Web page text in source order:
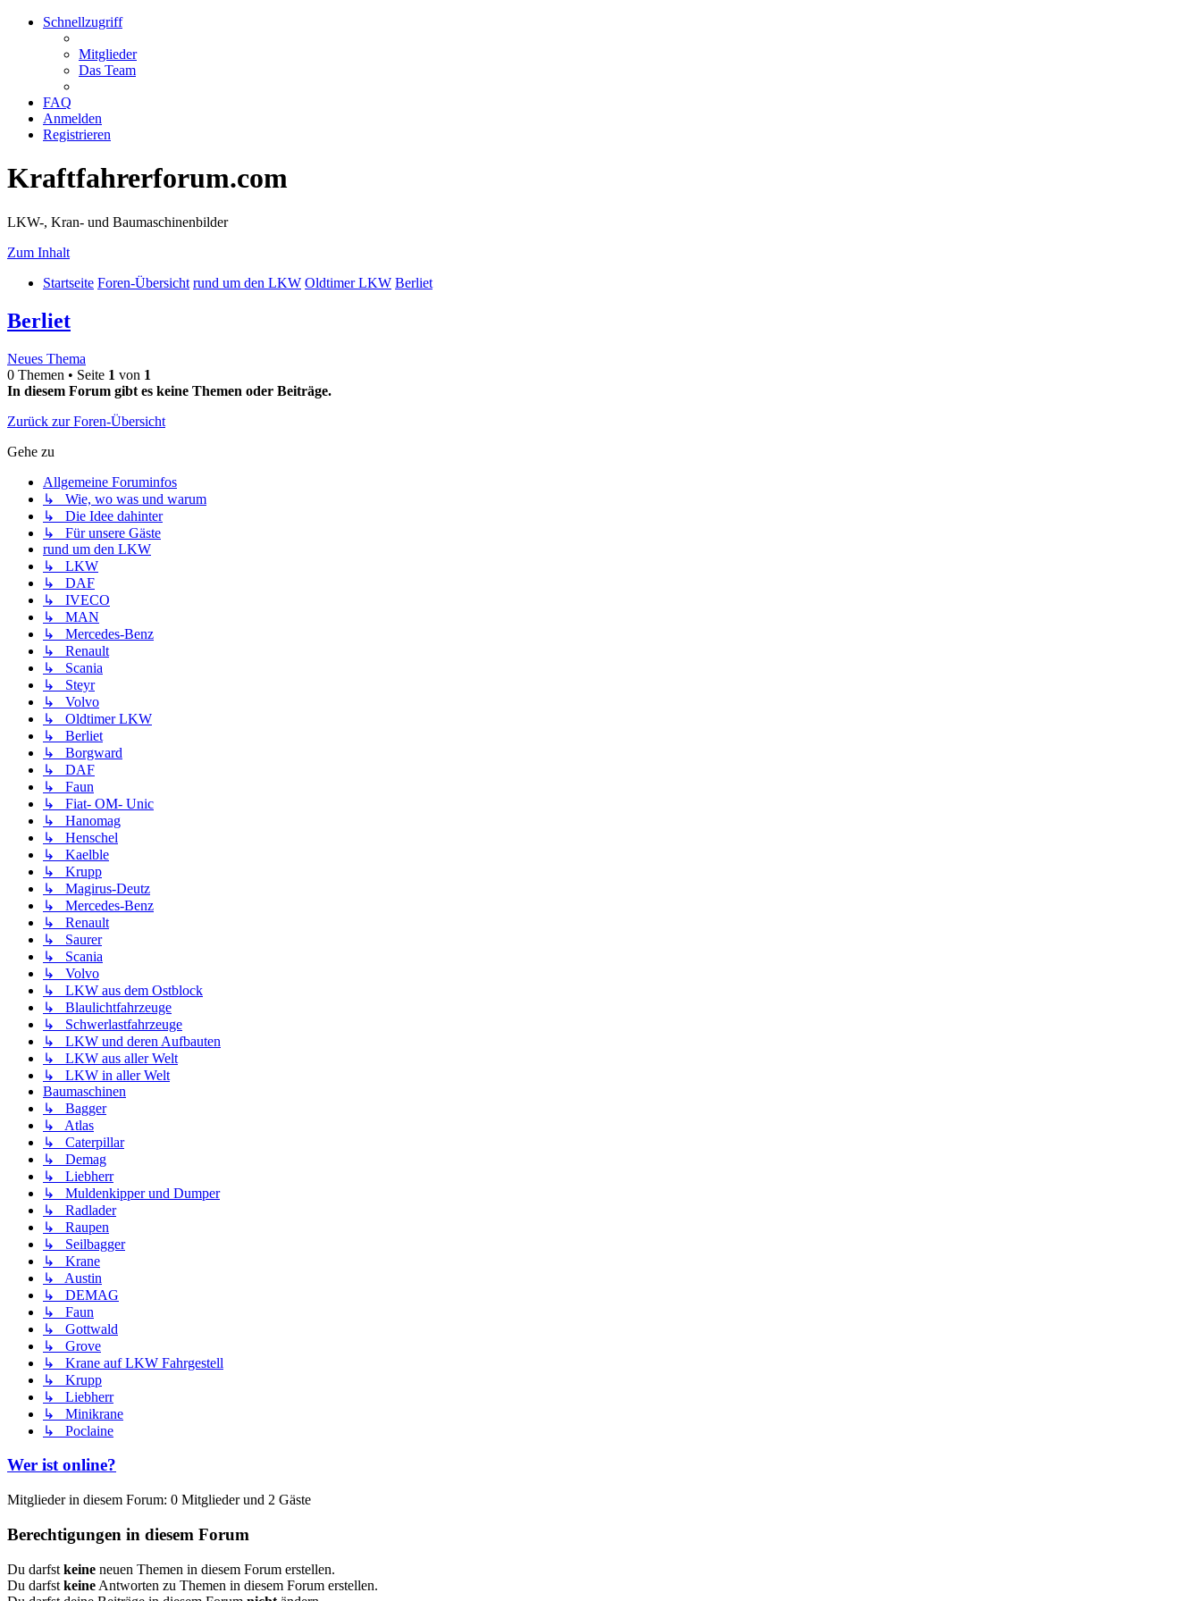
Schnellzugriff
Mitglieder
Das Team
FAQ
Anmelden
Registrieren
Kraftfahrerforum.com
LKW-, Kran- und Baumaschinenbilder
Zum Inhalt
Startseite Foren-Übersicht rund um den LKW Oldtimer LKW Berliet
Berliet
Neues Thema
0 Themen • Seite 1 von 1
In diesem Forum gibt es keine Themen oder Beiträge.
Zurück zur Foren-Übersicht
Gehe zu
Allgemeine Foruminfos
↳ Wie, wo was und warum
↳ Die Idee dahinter
↳ Für unsere Gäste
rund um den LKW
↳ LKW
↳ DAF
↳ IVECO
↳ MAN
↳ Mercedes-Benz
↳ Renault
↳ Scania
↳ Steyr
↳ Volvo
↳ Oldtimer LKW
↳ Berliet
↳ Borgward
↳ DAF
↳ Faun
↳ Fiat- OM- Unic
↳ Hanomag
↳ Henschel
↳ Kaelble
↳ Krupp
↳ Magirus-Deutz
↳ Mercedes-Benz
↳ Renault
↳ Saurer
↳ Scania
↳ Volvo
↳ LKW aus dem Ostblock
↳ Blaulichtfahrzeuge
↳ Schwerlastfahrzeuge
↳ LKW und deren Aufbauten
↳ LKW aus aller Welt
↳ LKW in aller Welt
Baumaschinen
↳ Bagger
↳ Atlas
↳ Caterpillar
↳ Demag
↳ Liebherr
↳ Muldenkipper und Dumper
↳ Radlader
↳ Raupen
↳ Seilbagger
↳ Krane
↳ Austin
↳ DEMAG
↳ Faun
↳ Gottwald
↳ Grove
↳ Krane auf LKW Fahrgestell
↳ Krupp
↳ Liebherr
↳ Minikrane
↳ Poclaine
Wer ist online?
Mitglieder in diesem Forum: 0 Mitglieder und 2 Gäste
Berechtigungen in diesem Forum
Du darfst keine neuen Themen in diesem Forum erstellen.
Du darfst keine Antworten zu Themen in diesem Forum erstellen.